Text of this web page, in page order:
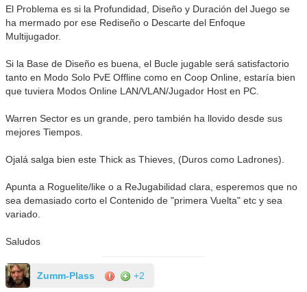
El Problema es si la Profundidad, Diseño y Duración del Juego se
ha mermado por ese Rediseño o Descarte del Enfoque
Multijugador.
Si la Base de Diseño es buena, el Bucle jugable será satisfactorio
tanto en Modo Solo PvE Offline como en Coop Online, estaría bien
que tuviera Modos Online LAN/VLAN/Jugador Host en PC.
Warren Sector es un grande, pero también ha llovido desde sus
mejores Tiempos.
Ojalá salga bien este Thick as Thieves, (Duros como Ladrones).
Apunta a Roguelite/like o a ReJugabilidad clara, esperemos que no
sea demasiado corto el Contenido de "primera Vuelta" etc y sea
variado.
Saludos
Zumm-Plass +2